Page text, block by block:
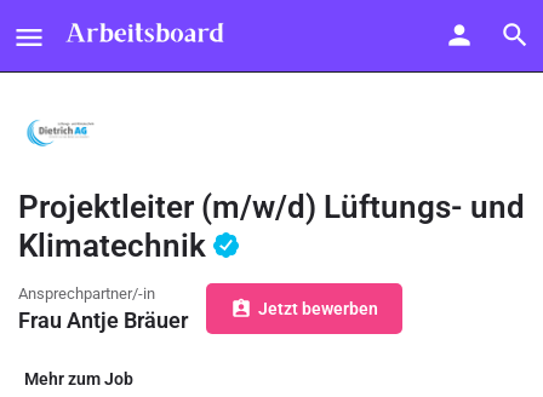
Projektleiter (m/w/d) Lüftungs- und
Klimatechnik
Ansprechpartner/-in
Frau Antje Bräuer Jetzt bewerben
Mehr zum Job